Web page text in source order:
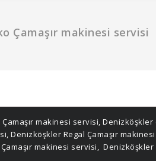
Çamaşır makinesi servisi
makinesi servisi, Denizköşkler
, Denizköşkler Regal Çamaşır
makinesi servisi, Denizköşkler